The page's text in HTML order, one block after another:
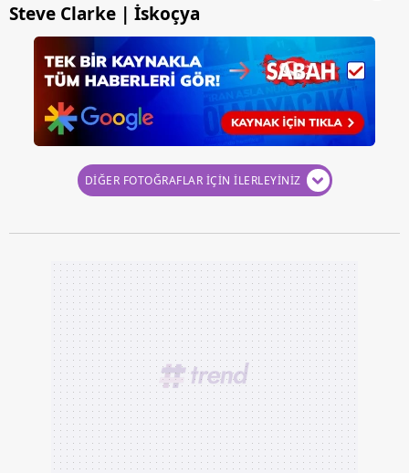
Steve Clarke | İskoçya
DİĞER FOTOĞRAFLAR İÇİN İLERLEYİNİZ